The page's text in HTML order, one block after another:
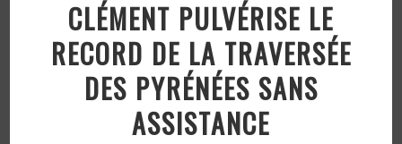
CLÉMENT PULVÉRISE LE
RECORD DE LA TRAVERSÉE
DES PYRÉNÉES SANS
ASSISTANCE